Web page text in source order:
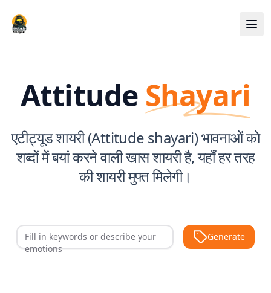
Attitude Shayari
एटीट्यूड शायरी (Attitude shayari) भावनाओं को
शब्दों में बयां करने वाली खास शायरी है, यहाँ हर तरह
की शायरी मुफ्त मिलेगी।
Generate